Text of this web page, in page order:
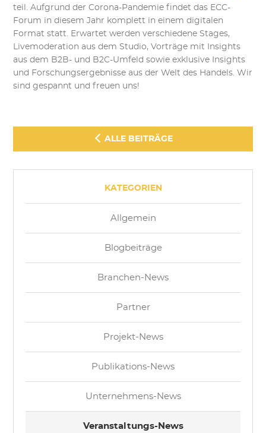
teil. Aufgrund der Corona-Pandemie findet das ECC-
Forum in diesem Jahr komplett in einem digitalen
Format statt. Erwartet werden verschiedene Stages,
Livemoderation aus dem Studio, Vorträge mit Insights
aus dem B2B- und B2C-Umfeld sowie exklusive Insights
und Forschungsergebnisse aus der Welt des Handels. Wir
sind gespannt und freuen uns!
ALLE BEITRÄGE
KATEGORIEN
Allgemein
Blogbeiträge
Branchen-News
Partner
Projekt-News
Publikations-News
Unternehmens-News
Veranstaltungs-News